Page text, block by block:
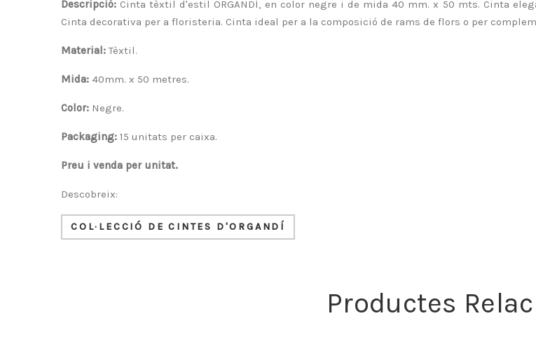
Descripció: Cinta tèxtil d'estil ORGANDÍ, en color negre i de mida 40 mm. x 50 mts. Cinta
Cinta decorativa per a floristeria. Cinta ideal per a la composició de rams de flors o per
Material:Tèxtil.
Mida: 40mm. x 50 metres.
Color: Negre.
Packaging: 15 unitats per caixa.
Preu i venda per unitat.
Descobreix:
COL·LECCIÓ DE CINTES D'ORGANDÍ
Productes